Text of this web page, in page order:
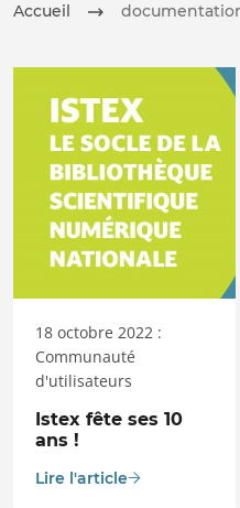
Accueil
18 octobre 2022 :
Communauté
d'utilisateurs
Istex fête ses 10
ans !
Lire l'article